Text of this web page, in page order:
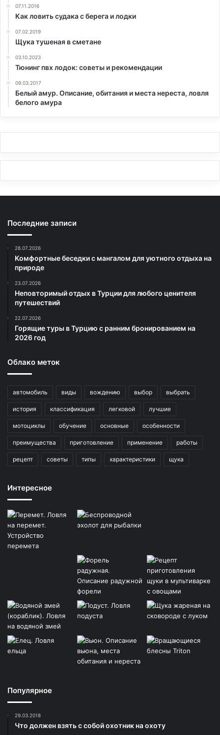
07.11.2016
Как ловить судака с берега и лодки
07.02.2019
Щука тушеная в сметане
03.10.2023
Тюнинг пвх лодок: советы и рекомендации
09.03.2017
Белый амур. Описание, обитания и места нереста, ловля
белого амура
Последние записи
28.07.2026
Комфортные беседки с мангалом для уютного отдыха на
природе
23.07.2026
Неповторимый отдых в Турции для любого ценителя
путешествий
22.07.2026
Горящие туры в Турцию с ранним бронированием на
2026 год
Облако меток
автомобиль виды вождению выбор выбрать
история классификация легковой лучшие
мотоциклы обучение основные особенности
преимущества приготовление применение работы
рецепт советы типы характеристики щука
Интересное
Популярное
29.03.2018
Что должен взять с собой охотник на охоту